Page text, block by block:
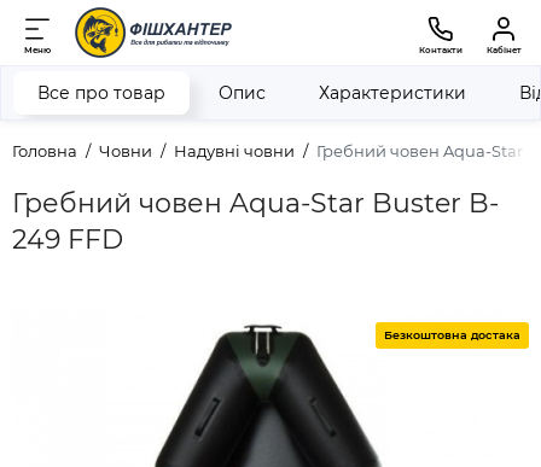
Меню Контакти Кабінет
Головна Човни Надувні човни Гребний човен Aqua-Star
Гребний човен Aqua-Star Buster B-
249 FFD
Все про товар Опис Характеристики
Безкоштовна достака